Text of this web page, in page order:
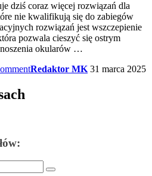
dziś coraz więcej rozwiązań dla
nie kwalifikują się do zabiegów
rozwiązań jest wszczepienie
pozwala cieszyć się ostrym
okularów …
Redaktor MK 31 marca 2025